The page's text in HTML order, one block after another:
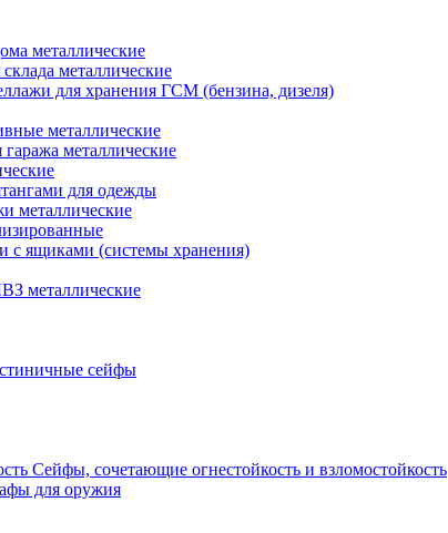
металлические
металлические
для хранения ГСМ (бензина, дизеля)
металлические
металлические
для одежды
металлические
с ящиками (системы хранения)
металлические
сейфы
Сейфы, сочетающие огнестойкость и взломостойкость
для оружия